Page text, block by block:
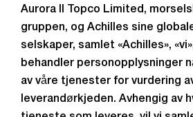
Aurora II Topco Limited,
gruppen, og Achilles sine
selskaper, samlet «Achilles»,
behandler personopplysninger
av våre tjenester for vurdering
leverandørkjeden. Avhengig av